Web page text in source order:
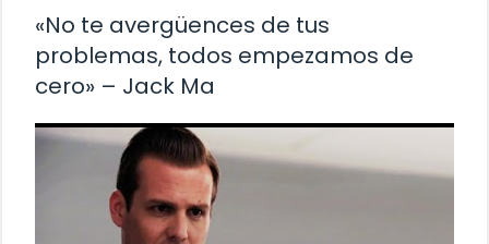
«No te avergüences de tus
problemas, todos empezamos de
cero» – Jack Ma